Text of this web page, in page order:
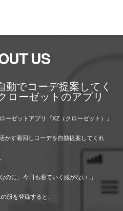
指しています。
US
でコーデ提案してく
ローゼットのアプリ
ーゼットアプリ『XZ（クローゼット）』
かす着回しコーデを自動提案してくれ
のに、今日も着ていく服がない..」
服を登録すると、